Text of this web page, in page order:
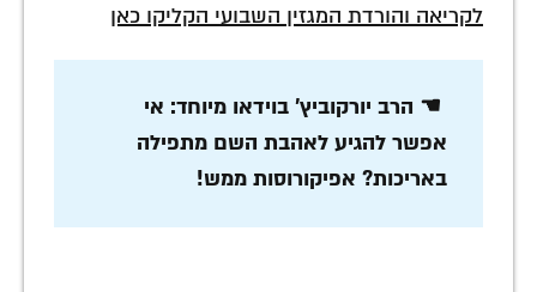
לקריאה והורדת המגזין השבועי הקליקו כאן
☚ הרב יורקוביץ' בוידאו מיוחד: אי
אפשר להגיע לאהבת השם מתפילה
באריכות? אפיקורוסות ממש!